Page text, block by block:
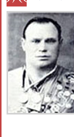
Найдено: 13181
Аслаудин
АБАЕВ